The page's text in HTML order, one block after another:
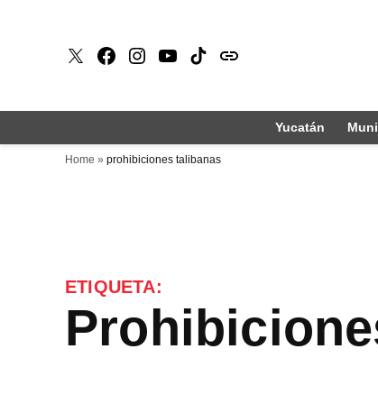
X Faceboook
Instagram
Youtube
Tiktokissuu
Yucatán
Home » prohibiciones talibanas
ETIQUETA: